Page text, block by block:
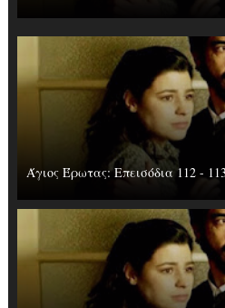
Άγιος Έρωτας: Επεισόδια 112 -